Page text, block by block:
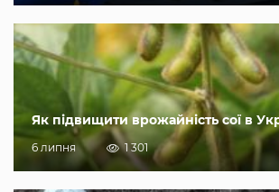
Як підвищити врожайність сої в
6 липня 1 301